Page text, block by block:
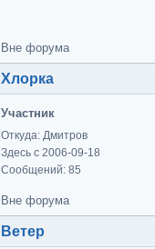
Вне форума
Хлорка
Участник
Откуда: Дмитров
Здесь с 2006-09-18
Сообщений: 85
Вне форума
Ветер